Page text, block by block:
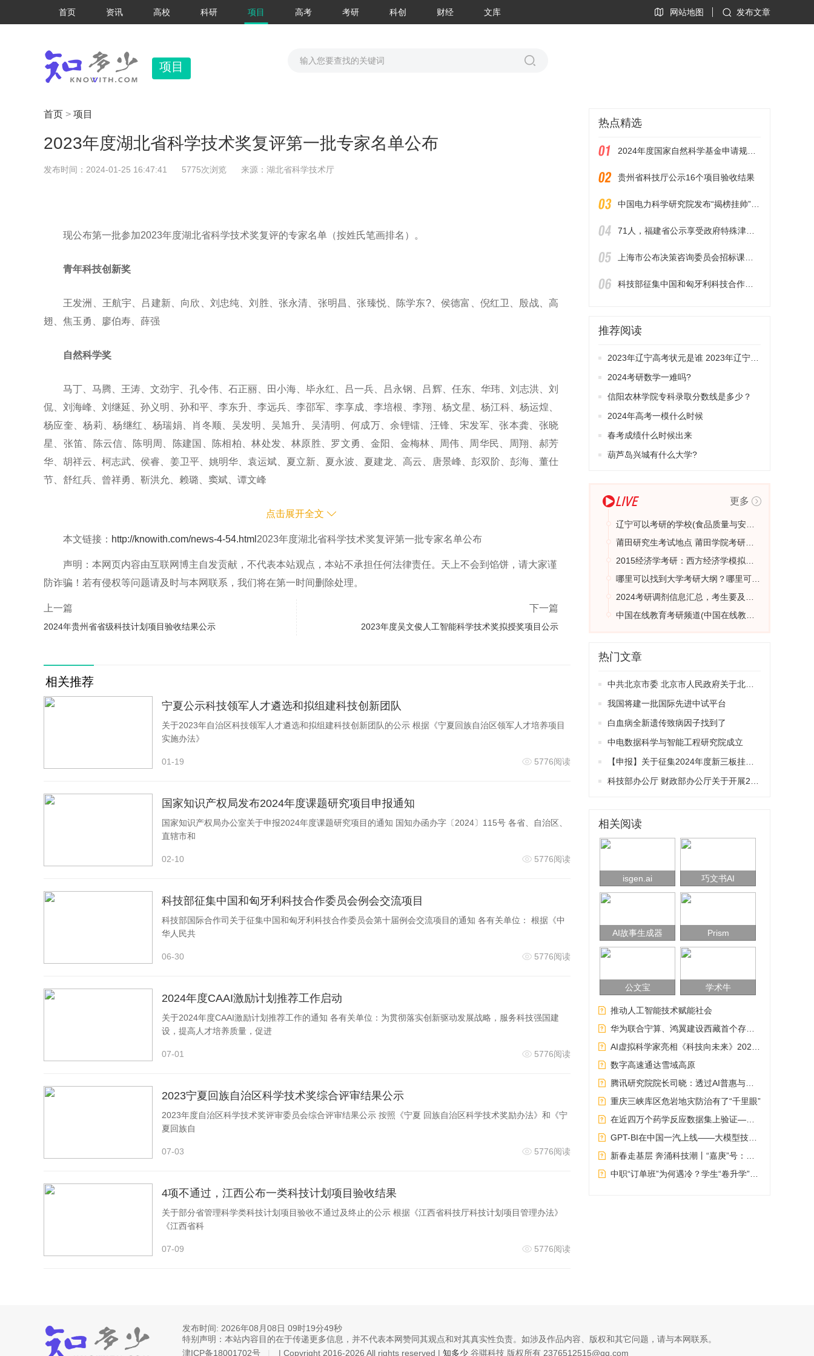
首页 资讯 高校 科研 项目 高考 考研 科创 财经 文库 网站地图 发布文章
项目
首页 > 项目
2023年度湖北省科学技术奖复评第一批专家名单公布
发布时间：2024-01-25 16:47:41 5775次浏览 来源：湖北省科学技术厅
现公布第一批参加2023年度湖北省科学技术奖复评的专家名单（按姓氏笔画排名）。
青年科技创新奖
王发洲、王航宇、吕建新、向欣、刘忠纯、刘胜、张永清、张明昌、张臻悦、陈学东?、侯德富、倪红卫、殷战、高
翅、焦玉勇、廖伯寿、薛强
自然科学奖
马丁、马腾、王涛、文劲宇、孔令伟、石正丽、田小海、毕永红、吕一兵、吕永钢、吕辉、任东、华玮、刘志洪、刘
侃、刘海峰、刘继延、孙义明、孙和平、李东升、李远兵、李邵军、李享成、李培根、李翔、杨文星、杨江科、杨运煌、
杨应奎、杨莉、杨继红、杨瑞娟、肖冬顺、吴发明、吴旭升、吴清明、何成万、余锂镭、汪锋、宋发军、张本龚、张晓
星、张笛、陈云信、陈明周、陈建国、陈相柏、林处发、林原胜、罗文勇、金阳、金梅林、周伟、周华民、周翔、郝芳
华、胡祥云、柯志武、侯睿、姜卫平、姚明华、袁运斌、夏立新、夏永波、夏建龙、高云、唐景峰、彭双阶、彭海、董仕
节、舒红兵、曾祥勇、靳洪允、赖璐、窦斌、谭文峰
点击展开全文
本文链接： http://knowith.com/news-4-54.html 2023年度湖北省科学技术奖复评第一批专家名单公布
声明：本网页内容由互联网博主自发贡献，不代表本站观点，本站不承担任何法律责任。天上不会到馅饼，请大家谨
防诈骗！若有侵权等问题请及时与本网联系，我们将在第一时间删除处理。
上一篇
2024年贵州省省级科技计划项目验收结果公示
下一篇
2023年度吴文俊人工智能科学技术奖拟授奖项目公示
相关推荐
宁夏公示科技领军人才遴选和拟组建科技创新团队
关于2023年自治区科技领军人才遴选和拟组建科技创新团队的公示 根据《宁夏回族自治区领军人才培养项目
实施办法》
01-19 5776阅读
国家知识产权局发布2024年度课题研究项目申报通知
国家知识产权局办公室关于申报2024年度课题研究项目的通知 国知办函办字〔2024〕115号 各省、自治区、
直辖市和
02-10 5776阅读
科技部征集中国和匈牙利科技合作委员会例会交流项目
科技部国际合作司关于征集中国和匈牙利科技合作委员会第十届例会交流项目的通知 各有关单位： 根据《中
华人民共
06-30 5776阅读
2024年度CAAI激励计划推荐工作启动
关于2024年度CAAI激励计划推荐工作的通知 各有关单位：为贯彻落实创新驱动发展战略，服务科技强国建
设，提高人才培养质量，促进
07-01 5776阅读
2023宁夏回族自治区科学技术奖综合评审结果公示
2023年度自治区科学技术奖评审委员会综合评审结果公示 按照《宁夏 回族自治区科学技术奖励办法》和《宁
夏回族自
07-03 5776阅读
4项不通过，江西公布一类科技计划项目验收结果
关于部分省管理科学类科技计划项目验收不通过及终止的公示 根据《江西省科技厅科技计划项目管理办法》
《江西省科
07-09 5776阅读
热点精选
贵州省科技厅公示16个项目验收结果
推荐阅读
2024考研数学一难吗?
信阳农林学院专科录取分数线是多少？
2024年高考一模什么时候
春考成绩什么时候出来
葫芦岛兴城有什么大学?
更多
热门文章
我国将建一批国际先进中试平台
白血病全新遗传致病因子找到了
中电数据科学与智能工程研究院成立
相关阅读
巧文书AI
isgen.ai
Prism
AI故事生成器
学术牛
公文宝
推动人工智能技术赋能社会
数字高速通达雪域高原
重庆三峡库区危岩地灾防治有了“千里眼”
发布时间: 2026年08月08日 09时19分49秒
特别声明：本站内容目的在于传递更多信息，并不代表本网赞同其观点和对其真实性负责。如涉及作品内容、版权和其它问题，请与本网联系。
津ICP备18001702号
| Copyright 2016-2026 All rights reserved | 知多少 谷骐科技 版权所有 2376512515@qq.com